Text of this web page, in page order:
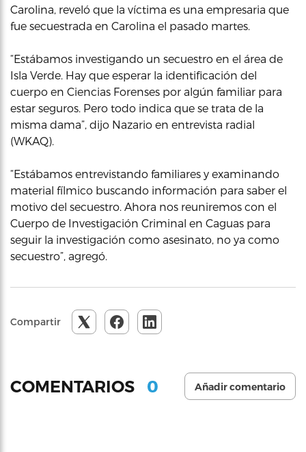
Carolina, reveló que la víctima es una empresaria que
fue secuestrada en Carolina el pasado martes.
“Estábamos investigando un secuestro en el área de
Isla Verde. Hay que esperar la identificación del
cuerpo en Ciencias Forenses por algún familiar para
estar seguros. Pero todo indica que se trata de la
misma dama”, dijo Nazario en entrevista radial
(WKAQ).
“Estábamos entrevistando familiares y examinando
material fílmico buscando información para saber el
motivo del secuestro. Ahora nos reuniremos con el
Cuerpo de Investigación Criminal en Caguas para
seguir la investigación como asesinato, no ya como
secuestro”, agregó.
Compartir
COMENTARIOS 0 Añadir comentario